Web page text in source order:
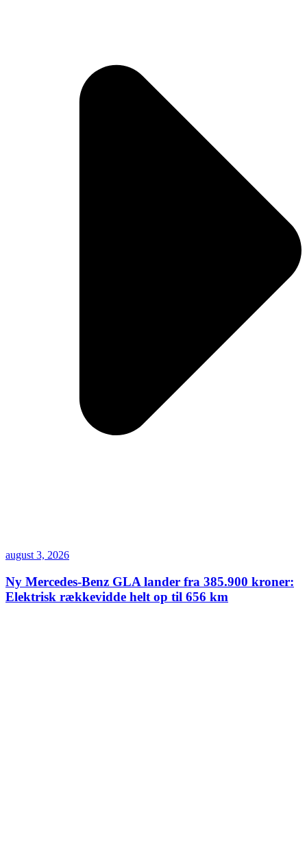
august 3, 2026
Ny Mercedes-Benz GLA lander fra 385.900 kroner:
Elektrisk rækkevidde helt op til 656 km